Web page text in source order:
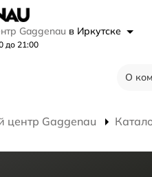
Gaggenau в Иркутске
до 21:00
О
центр Gaggenau